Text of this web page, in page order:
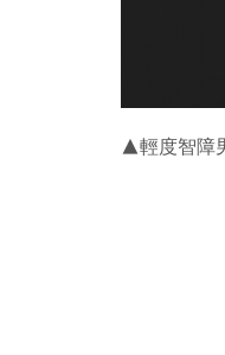
▲輕度智障